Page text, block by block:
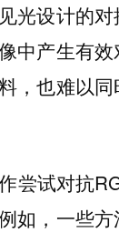
光设计的
中产生有
，也难以
尝试对抗
如，一些